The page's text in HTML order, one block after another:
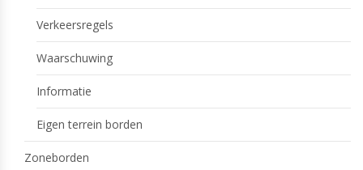
Verkeersregels
Waarschuwing
Informatie
Eigen terrein borden
Zoneborden